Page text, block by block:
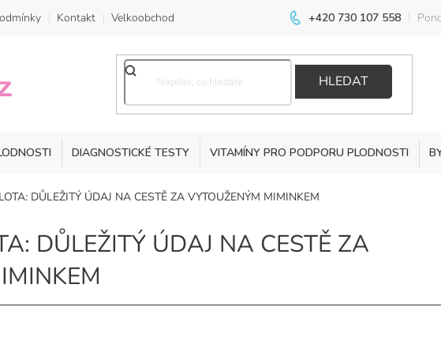
+420 730 107 558
Kontakt Velkoobchod
HLEDAT
DIAGNOSTICKÉ TESTY VITAMÍNY PRO PODPORU PLODNOSTI
DŮLEŽITÝ ÚDAJ NA CESTĚ ZA VYTOUŽENÝM MIMINKEM
DŮLEŽITÝ ÚDAJ NA CESTĚ ZA